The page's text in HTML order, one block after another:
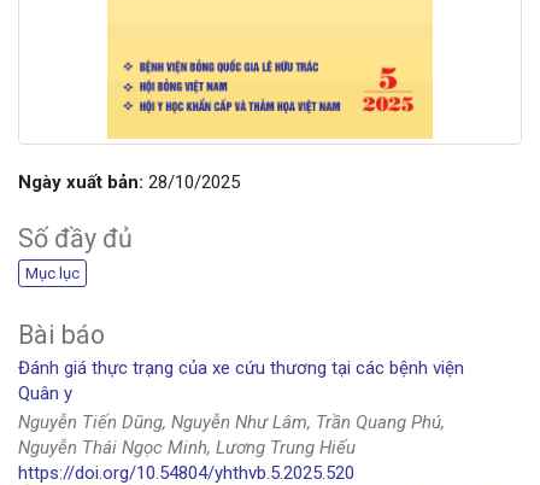
Ngày xuất bản: 28/10/2025
Số đầy đủ
Mục lục
Bài báo
Đánh giá thực trạng của xe cứu thương tại các bệnh viện
Quân y
Nguyễn Tiến Dũng, Nguyễn Như Lâm, Trần Quang Phú,
Nguyễn Thái Ngọc Minh, Lương Trung Hiếu
https://doi.org/10.54804/yhthvb.5.2025.520